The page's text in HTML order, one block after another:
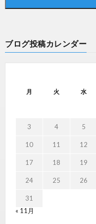
ブログ投稿カレンダー
月 火 水
3 4 5
10 11 12
17 18 19
24 25 26
31
« 11月